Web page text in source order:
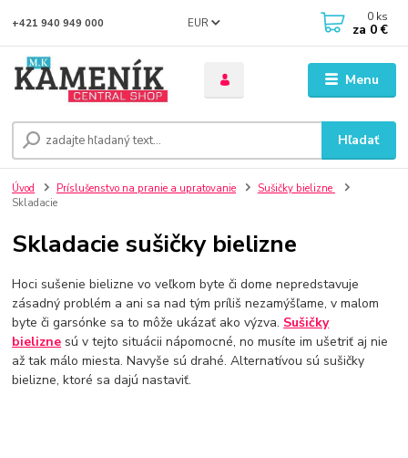
Menu
EUR
Hľadať
+421 940 949 000 0 ks
za 0 €
Úvod Príslušenstvo na pranie a upratovanie
Sušičky bielizne
Skladacie
Skladacie sušičky bielizne
Hoci sušenie bielizne vo veľkom byte či dome nepredstavuje
zásadný problém a ani sa nad tým príliš nezamýšľame, v malom
byte či garsónke sa to môže ukázať ako výzva. Sušičky
bielizne sú v tejto situácii nápomocné, no musíte im ušetriť aj nie
až tak málo miesta. Navyše sú drahé. Alternatívou sú sušičky
bielizne, ktoré sa dajú nastaviť.